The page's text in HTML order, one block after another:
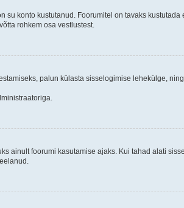
konto kustutanud. Foorumitel on tavaks
rohkem osa vestlustest.
palun külasta sisselogimise lehekülge,
ainult foorumi kasutamise ajaks. Kui tahad alati